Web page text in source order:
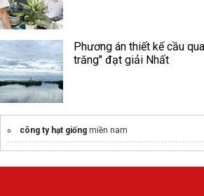
Phương án thiết kế cầu
trăng" đạt giải Nhất
công ty hạt giống miền nam